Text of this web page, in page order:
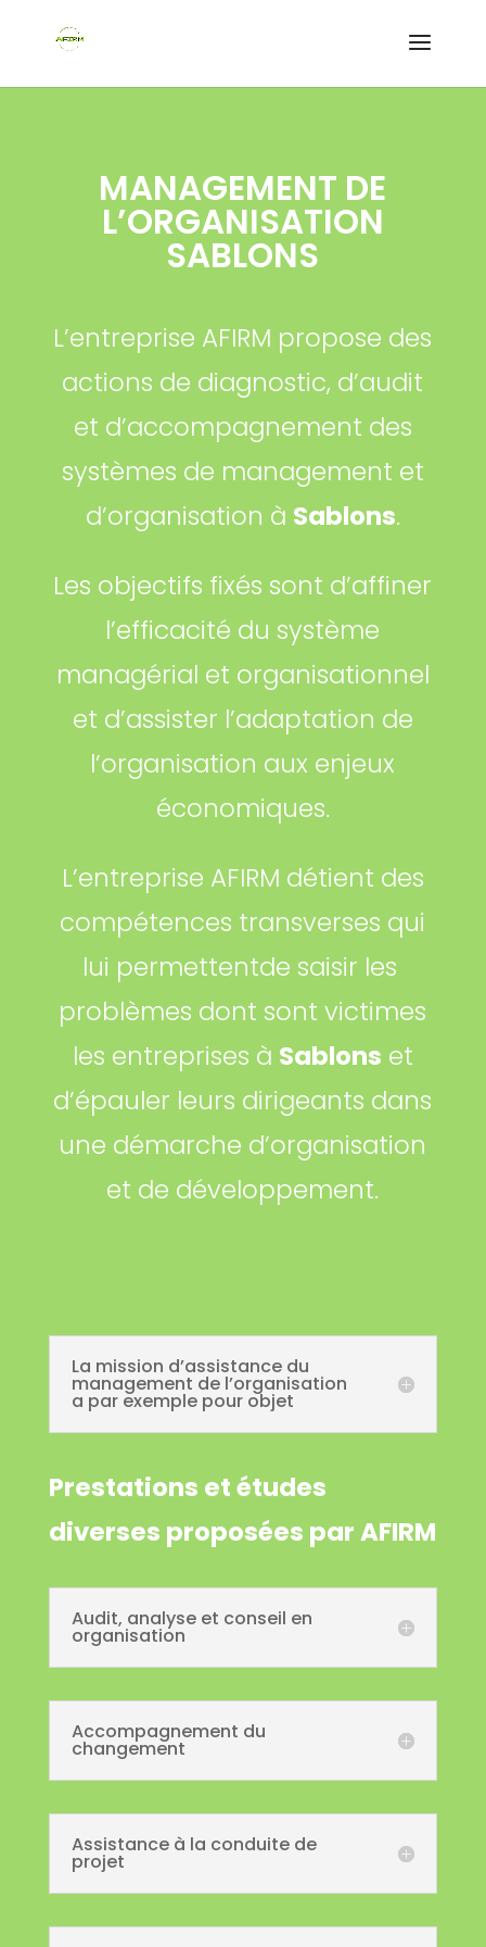
MANAGEMENT DE
L’ORGANISATION
SABLONS
L’entreprise AFIRM propose des
actions de diagnostic, d’audit
et d’accompagnement des
systèmes de management et
d’organisation à Sablons.
Les objectifs fixés sont d’affiner
l’efficacité du système
managérial et organisationnel
et d’assister l’adaptation de
l’organisation aux enjeux
économiques.
L’entreprise AFIRM détient des
compétences transverses qui
lui permettentde saisir les
problèmes dont sont victimes
les entreprises à Sablons et
d’épauler leurs dirigeants dans
une démarche d’organisation
et de développement.
La mission d’assistance du
management de l’organisation
a par exemple pour objet
Prestations et études
diverses proposées par AFIRM
Audit, analyse et conseil en
organisation
Accompagnement du
changement
Assistance à la conduite de
projet